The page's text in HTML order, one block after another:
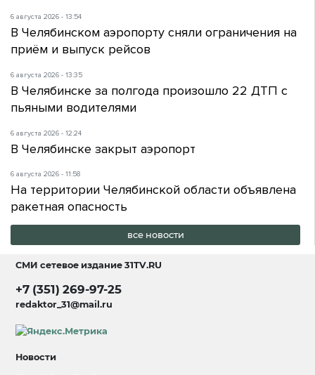
6 августа 2026 - 13:54
В Челябинском аэропорту сняли ограничения на
приём и выпуск рейсов
6 августа 2026 - 13:35
В Челябинске за полгода произошло 22 ДТП с
пьяными водителями
6 августа 2026 - 12:24
В Челябинске закрыт аэропорт
6 августа 2026 - 11:58
На территории Челябинской области объявлена
ракетная опасность
все новости
СМИ сетевое издание31TV.RU
+7 (351) 269-97-25
redaktor_31@mail.ru
Новости